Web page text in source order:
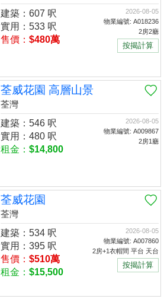
2026-08-05
物業編號: A018236
2房2廳
按揭計算
建築：607 呎
實用：533 呎
售價： $480萬
荃威花園 高層山景
荃灣
2026-08-05
物業編號: A009867
2房1廳
建築：546 呎
實用：480 呎
租金： $14,800
荃威花園
荃灣
2026-08-05
物業編號: A007860
2房+1衣帽間 平台 天台
按揭計算
建築：534 呎
實用：395 呎
售價： $510萬
租金： $15,500